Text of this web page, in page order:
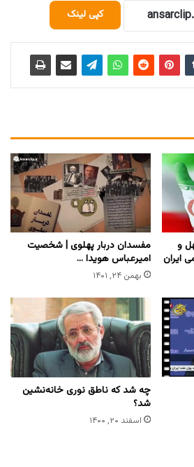
کپی لینک
ملی ۱۴۰۰ چهل و
ایران
مفسدان دربار پهلوی | شخصیت
امیرعباس هویدا …
بهمن ۲۴, ۱۴۰۱
چه شد که ناطق نوری خانه‌نشین
شد؟
اسفند ۲۰, ۱۴۰۰